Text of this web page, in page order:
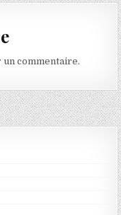
commentaire.